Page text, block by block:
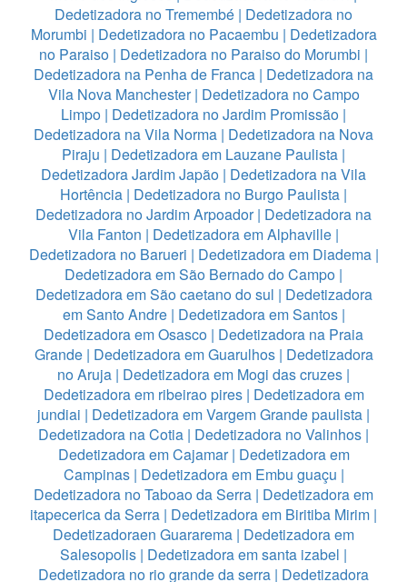
Dedetizadora no Tremembé | Dedetizadora no
Morumbi | Dedetizadora no Pacaembu | Dedetizadora
no Paraiso | Dedetizadora no Paraiso do Morumbi |
Dedetizadora na Penha de Franca | Dedetizadora na
Vila Nova Manchester| Dedetizadora no Campo
Limpo | Dedetizadora no Jardim Promissão |
Dedetizadora na Vila Norma | Dedetizadora na Nova
Piraju | Dedetizadora em Lauzane Paulista |
Dedetizadora Jardim Japão | Dedetizadora na Vila
Hortência | Dedetizadora no Burgo Paulista |
Dedetizadora no Jardim Arpoador| Dedetizadora na
Vila Fanton | Dedetizadora em Alphaville |
Dedetizadora no Barueri | Dedetizadora em Diadema|
Dedetizadora em São Bernado do Campo |
Dedetizadora em São caetano do sul | Dedetizadora
em Santo Andre| Dedetizadora em Santos|
Dedetizadora em Osasco | Dedetizadora na Praia
Grande| Dedetizadora em Guarulhos| Dedetizadora
no Aruja | Dedetizadora em Mogi das cruzes |
Dedetizadora em ribeirao pires| Dedetizadora em
jundiai | Dedetizadora em Vargem Grande paulista |
Dedetizadora na Cotia | Dedetizadora no Valinhos |
Dedetizadora em Cajamar| Dedetizadora em
Campinas| Dedetizadora em Embu guaçu |
Dedetizadora no Taboao da Serra | Dedetizadora em
itapecerica da Serra | Dedetizadora em Biritiba Mirim |
Dedetizadoraen Guararema | Dedetizadora em
Salesopolis | Dedetizadora em santa izabel |
Dedetizadora no rio grande da serra | Dedetizadora